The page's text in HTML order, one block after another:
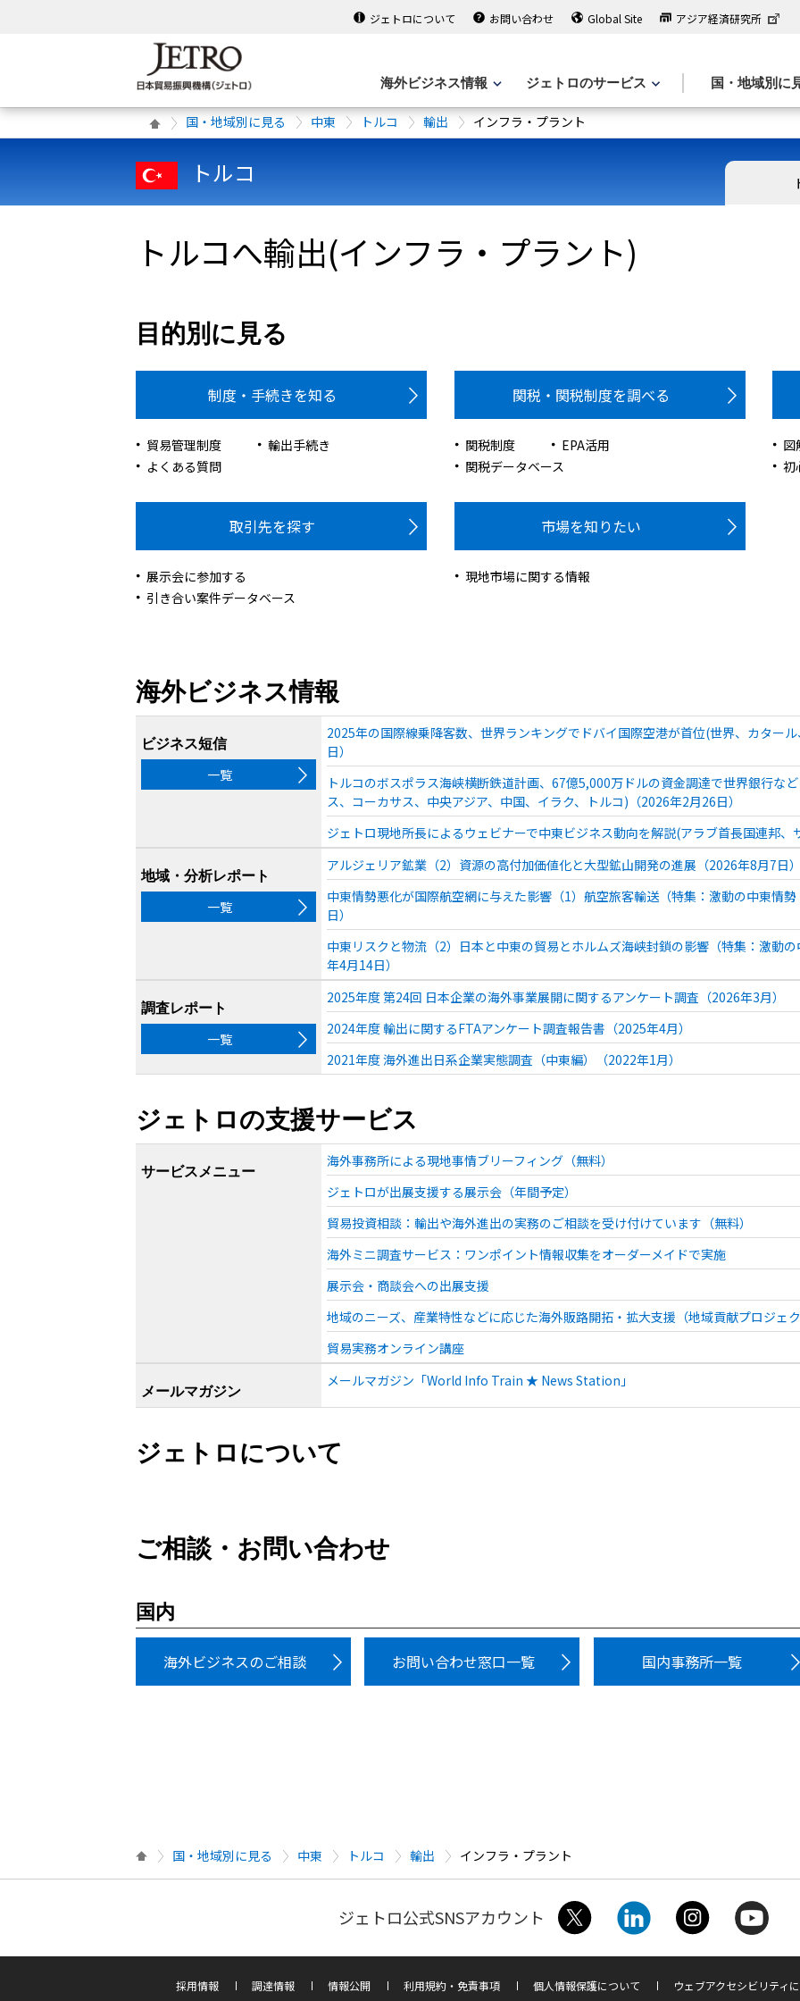
ジェトロについて お問い合わせ Global Site アジア経済研究所
海外ビジネス情報 ジェトロのサービス 国・地域別に
国・地域別に見る 中東 トルコ 輸出 インフラ・プラント
トルコ
トルコへ輸出(インフラ・プラント)
目的別に見る
制度・手続きを知る
貿易管理制度
輸出手続き
よくある質問
関税・関税制度を調べる
関税制度
EPA活用
関税データベース
図
初
取引先を探す
展示会に参加する
引き合い案件データベース
市場を知りたい
現地市場に関する情報
海外ビジネス情報
ビジネス短信
一覧
2025年の国際線乗降客数、世界ランキングでドバイ国際空港が首位(世界、カター
日）
トルコのボスポラス海峡横断鉄道計画、67億5,000万ドルの資金調達で世界銀行な
ス、コーカサス、中央アジア、中国、イラク、トルコ)（2026年2月26日）
ジェトロ現地所長によるウェビナーで中東ビジネス動向を解説(アラブ首長国連邦
地域・分析レポート
一覧
アルジェリア鉱業（2）資源の高付加価値化と大型鉱山開発の進展（2026年8月7日
中東情勢悪化が国際航空網に与えた影響（1）航空旅客輸送（特集：激動の中東情
日）
中東リスクと物流（2）日本と中東の貿易とホルムズ海峡封鎖の影響（特集：激動
年4月14日）
調査レポート
一覧
2025年度 第24回 日本企業の海外事業展開に関するアンケート調査（2026年3月）
2024年度 輸出に関するFTAアンケート調査報告書（2025年4月）
2021年度 海外進出日系企業実態調査（中東編）（2022年1月）
ジェトロの支援サービス
サービスメニュー
海外事務所による現地事情ブリーフィング（無料）
ジェトロが出展支援する展示会（年間予定）
貿易投資相談：輸出や海外進出の実務のご相談を受け付けています（無料）
海外ミニ調査サービス：ワンポイント情報収集をオーダーメイドで実施
展示会・商談会への出展支援
地域のニーズ、産業特性などに応じた海外販路開拓・拡大支援（地域貢献プロジェ
貿易実務オンライン講座
メールマガジン
メールマガジン「World Info Train ★ News Station」
ジェトロについて
ご相談・お問い合わせ
国内
海外ビジネスのご相談 お問い合わせ窓口一覧 国内事務所一覧
国・地域別に見る 中東 トルコ 輸出 インフラ・プラント
ジェトロ公式SNSアカウント
採用情報 調達情報 情報公開 利用規約・免責事項 個人情報保護について ウェブアクセシビリティ